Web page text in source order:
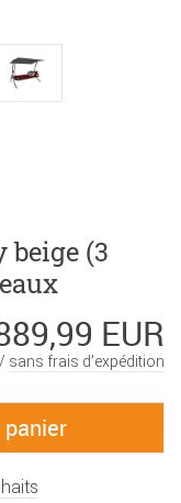
beige (3
EUR
sans frais d’expédition